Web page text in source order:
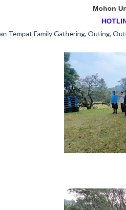
Mohon
Tempat Family Gathering, Outing,